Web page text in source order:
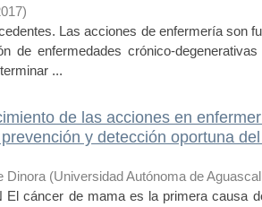
)
Las acciones de enfermería son
de enfermedades crónico-
...
de las acciones en
y detección oportuna
Dinora (Universidad Autónoma de
El cáncer de mama es la primera causa